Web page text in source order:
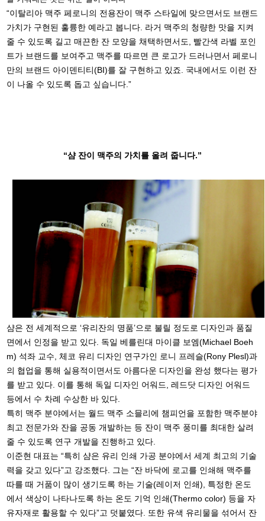
“이탈리아 맥주 페로니의 전용잔이 맥주 스타일에 맞으면서도 브랜드
가치가 구현된 훌륭한 예라고 봅니다. 라거 맥주의 청량한 맛을 지켜
줄 수 있도록 길고 매끈한 잔 모양을 채택하면서도, 빨간색 라벨 포인
트가 브랜드를 보여주고 맥주를 따르면 큰 로고가 드러나면서 페로니
만의 브랜드 아이덴티티(BI)를 잘 구현하고 있죠. 국내에서도 이런 잔
이 나올 수 있도록 돕고 싶습니다.”
“샴 잔이 맥주의 가치를 올려 줍니다.”
샴은 전 세계적으로 ‘유리잔의 명품’으로 불릴 정도로 디자인과 품질
면에서 인정을 받고 있다. 독일 베를린대 마이클 보엠(Michael Boeh
m) 석좌 교수, 체코 유리 디자인 연구가인 로니 프레슬(Rony Plesl)과
의 협업을 통해 실용적이면서도 아름다운 디자인을 완성 했다는 평가
를 받고 있다. 이를 통해 독일 디자인 어워드, 레드닷 디자인 어워드
등에서 수 차례 수상한 바 있다.
특히 맥주 분야에서는 월드 맥주 소믈리에 챔피언을 포함한 맥주분야
최고 전문가와 잔을 공동 개발하는 등 잔이 맥주 풍미를 최대한 살려
줄 수 있도록 연구 개발을 진행하고 있다.
이준현 대표는 “특히 샴은 유리 인쇄 가공 분야에서 세계 최고의 기술
력을 갖고 있다”고 강조했다. 그는 “잔 바닥에 로고를 인쇄해 맥주를
따를 때 거품이 많이 생기도록 하는 기술(레이저 인쇄), 특정한 온도
에서 색상이 나타나도록 하는 온도 기억 인쇄(Thermo color) 등을 자
유자재로 활용할 수 있다”고 덧붙였다. 또한 유색 유리물을 섞어서 잔